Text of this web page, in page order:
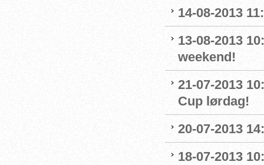
14-08-2013
13-08-2013
weekend!
21-07-2013
Cup lørdag!
20-07-2013
18-07-2013